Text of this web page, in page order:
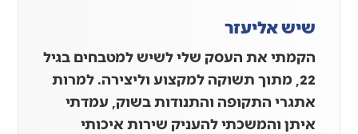
שיש אליעזר
הקמתי את העסק שלי לשיש למטבחים בגיל
22, מתוך תשוקה למקצוע וליצירה. למרות
אתגרי התקופה והתנודות בשוק, עמדתי
איתן והמשכתי להעניק שירות איכותי